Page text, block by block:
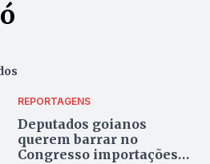
REPORTAGENS
Deputados goianos
querem barrar no
Congresso importações